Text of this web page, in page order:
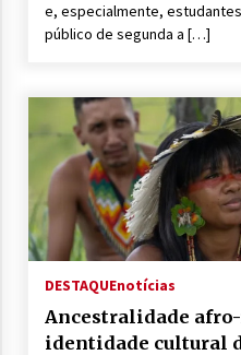
e, especialmente,
público de segunda a […]
DESTAQUEnotícias
Ancestralidade
identidade cultural